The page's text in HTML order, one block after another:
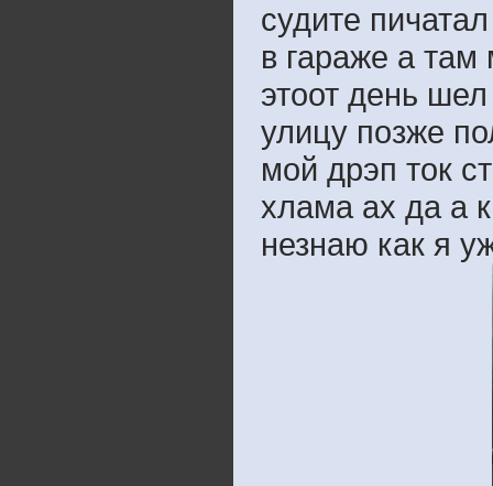
судите
в гараже а там
этоот день
улицу позже
мой дрэп ток
хлама ах да а
незнаю как я